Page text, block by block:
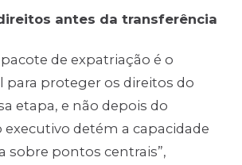
antes da transferência
de expatriação é o
proteger os direitos do
etapa, e não depois do
detém a capacidade
sobre pontos centrais”,